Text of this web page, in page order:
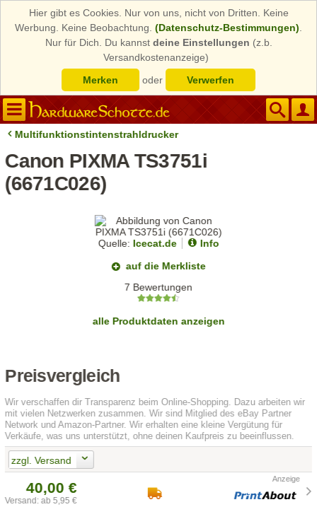
Hier gibt es Cookies. Nur von uns, nicht von Dritten. Keine
Werbung. Keine Beobachtung. (Datenschutz-Bestimmungen)
Nur für Dich. Du kannst deine Einstellungen (z.b.
Versandkostenanzeige)
Merken
oder Verwerfen
Multifunktionstintenstrahldrucker
Canon PIXMA TS3751i
(6671C026)
Quelle: Icecat.de
Info
auf die Merkliste
7 Bewertungen
alle Produktdaten anzeigen
Preisvergleich
Wir verschaffen dir Transparenz beim Online-Shopping. Dazu arbeiten wir
mit vielen Netzwerken zusammen. Wir sind Mitglied des eBay Partner
Network und Amazon-Partner. Wir erhalten eine kleine Vergütung für
Verkäufe, was uns unterstützt, ohne deinen Kaufpreis zu beeinflussen.
zzgl. Versand
40,00 €
Versand: ab 5,95 €